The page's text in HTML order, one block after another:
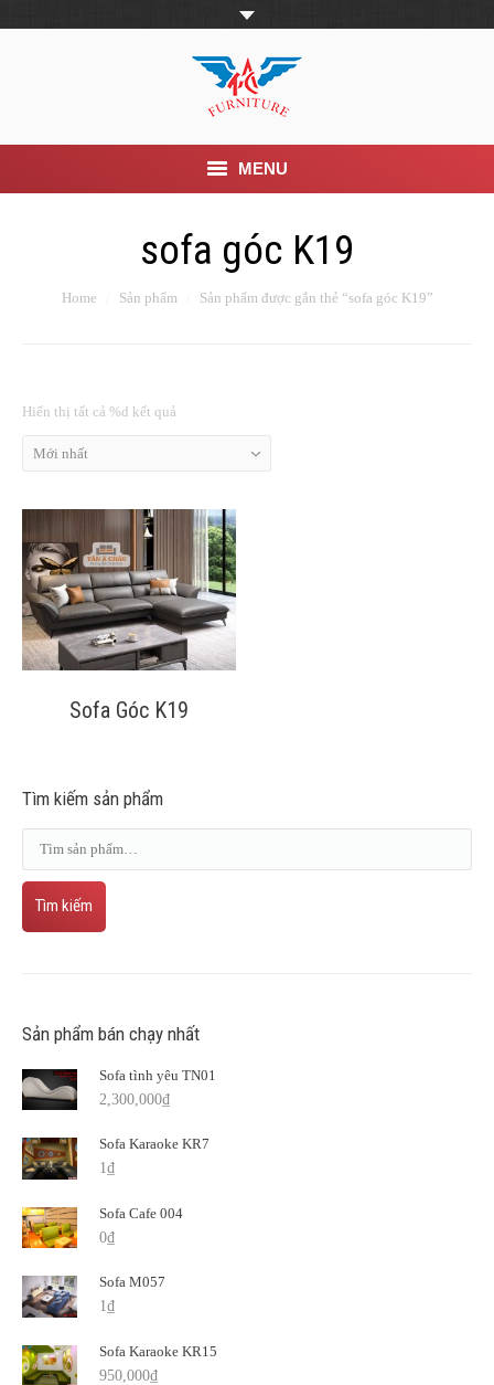
MENU
Trang Chủ
Liên Hệ
sofa góc K19
Home Sản phẩm Sản phẩm được gắn thẻ “sofa góc K19”
Hiển thị tất cả %d kết quả
Mới nhất
Sofa Góc K19
Tìm kiếm sản phẩm
Tìm kiếm
Sản phẩm bán chạy nhất
Sofa tình yêu TN01
2,300,000₫
Sofa Karaoke KR7
1₫
Sofa Cafe 004
0₫
Sofa M057
1₫
Sofa Karaoke KR15
950,000₫